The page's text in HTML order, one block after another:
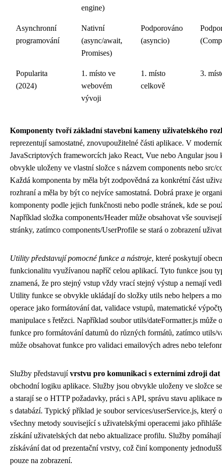
engine)
Asynchronní
programování
Nativní
(async/await,
Promises)
Podporováno
(asyncio)
Popularita
(2024)
1. místo ve
webovém
vývoji
1. místo
celkově
3.
Komponenty tvoří základní stavební kameny uživatelského
reprezentují samostatné, znovupoužitelné části aplikace. V
JavaScriptových frameworcích jako React, Vue nebo Angular jsou
obvykle uloženy ve vlastní složce s názvem components nebo src/
Každá komponenta by měla být zodpovědná za konkrétní část
rozhraní a měla by být co nejvíce samostatná. Dobrá praxe je
komponenty podle jejich funkčnosti nebo podle stránek, kde se
Například složka components/Header může obsahovat vše
stránky, zatímco components/UserProfile se stará o zobrazení
Utility představují pomocné funkce a nástroje, které poskytují
funkcionalitu využívanou napříč celou aplikací. Tyto funkce jsou
znamená, že pro stejný vstup vždy vrací stejný výstup a nemají
Utility funkce se obvykle ukládají do složky utils nebo helpers a
operace jako formátování dat, validace vstupů, matematické
manipulace s řetězci. Například soubor utils/dateFormatter.js může
funkce pro formátování datumů do různých formátů, zatímco utils/
může obsahovat funkce pro validaci emailových adres nebo
Služby představujívrstvu pro komunikaci s externími zdroji dat
obchodní logiku aplikace. Služby jsou obvykle uloženy ve složce
a starají se o HTTP požadavky, práci s API, správu stavu aplikace
s databází. Typický příklad je soubor services/userService.js, který
všechny metody související s uživatelskými operacemi jako
získání uživatelských dat nebo aktualizace profilu. Služby
získávání dat od prezentační vrstvy, což činí komponenty
pouze na zobrazení.